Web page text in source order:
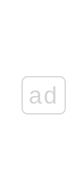
ad